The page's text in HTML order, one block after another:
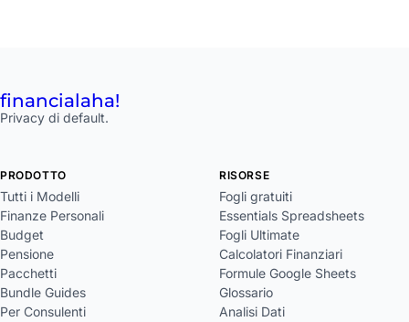
financialaha!
Privacy di default.
PRODOTTO
Tutti i Modelli
Finanze Personali
Budget
Pensione
Pacchetti
Bundle Guides
Per Consulenti
RISORSE
Fogli gratuiti
Essentials Spreadsheets
Fogli Ultimate
Calcolatori Finanziari
Formule Google Sheets
Glossario
Analisi Dati